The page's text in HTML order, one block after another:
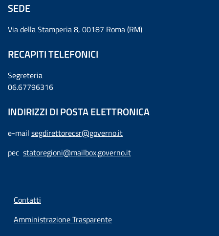
SEDE
Via della Stamperia 8, 00187 Roma (RM)
RECAPITI TELEFONICI
Segreteria
06.67796316
INDIRIZZI DI POSTA ELETTRONICA
e-mail segdirettorecsr@governo.it
pec statoregioni@mailbox.governo.it
Contatti
Amministrazione Trasparente